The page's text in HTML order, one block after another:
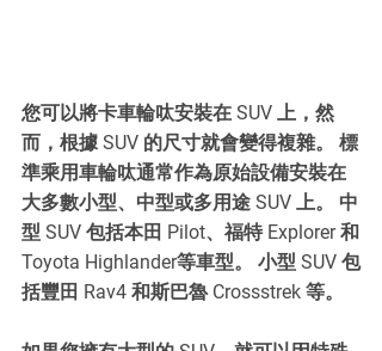
您可以將卡車輪呔安裝在 SUV 上，然
而，根據 SUV 的尺寸就會變得複雜。 標
準乘用車輪呔通常作為原始設備安裝在
大多數小型、中型或多用途 SUV 上。 中
型 SUV 包括本田 Pilot、福特 Explorer 和
Toyota Highlander等車型。 小型 SUV 包
括豐田 Rav4 和斯巴魯 Crossstrek 等。